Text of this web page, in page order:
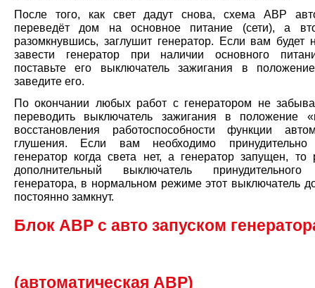
После того, как свет дадут снова, схема АВР
переведёт дом на основное питание (сети), а
разомкнувшись, заглушит генератор. Если вам будет
завести генератор при наличии основного
поставьте его выключатель зажигания в
заведите его.
По окончании любых работ с генератором не
переводить выключатель зажигания в положение
восстановления работоспособности функции
глушения. Если вам необходимо принудительно
генератор когда света нет, а генератор запущен, то
дополнительный выключатель
генератора, в нормальном режиме этот выключатель
постоянно замкнут.
Блок АВР с авто запуском
(автоматическая АВР)